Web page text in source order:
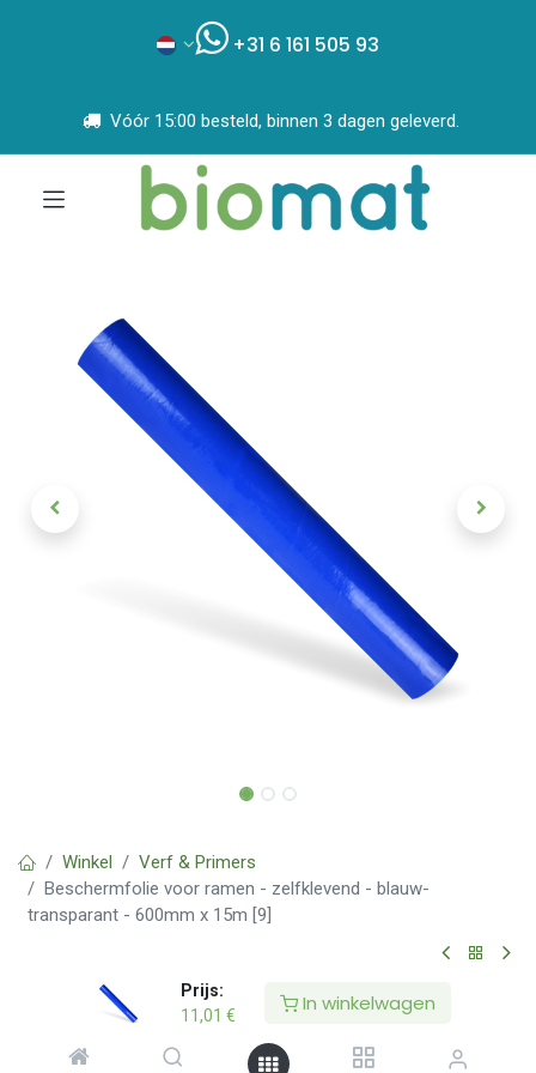
Prijs:
11,01 € In winkelwagen
+31 6 161 505 93
Vóór 15:00 besteld, binnen 3 dagen geleverd.
Winkel
Verf & Primers
Beschermfolie voor ramen - zelfklevend - blauw-
transparant - 600mm x 15m [9]
Beschermfolie voor ramen -
zelfklevend - blauw-transparant -
600mm x 15m [9]